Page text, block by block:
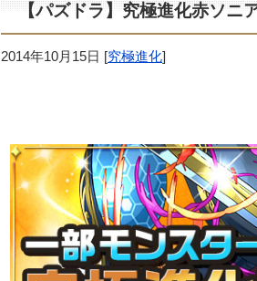
【パズドラ】究極進化赤ソニ
2014年10月15日 [究極進化]